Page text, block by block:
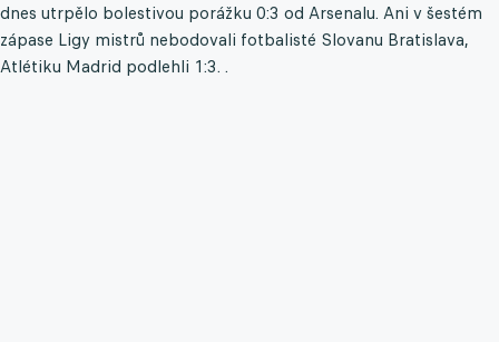
dnes utrpělo bolestivou porážku 0:3 od Arsenalu. Ani v šestém
zápase Ligy mistrů nebodovali fotbalisté Slovanu Bratislava,
Atlétiku Madrid podlehli 1:3. .